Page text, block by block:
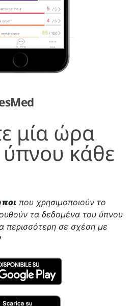
μία ώρα
ύπνου κάθε
που χρησιμοποιούν το
τα δεδομένα του ύπνου
περισσότερη σε σχέση με